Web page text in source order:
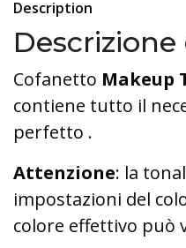
Description
Cofanetto Makeup
contiene tutto il
perfetto .
Attenzione: la
impostazioni del
colore effettivo può